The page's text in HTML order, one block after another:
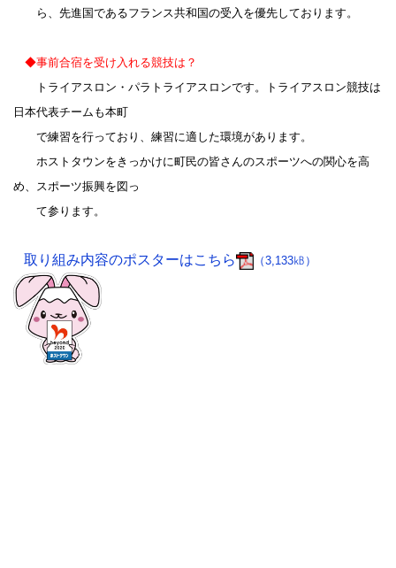
ら、先進国であるフランス共和国の受入を優先しております。
◆事前合宿を受け入れる競技は？
トライアスロン・パラトライアスロンです。トライアスロン競技は
日本代表チームも本町
で練習を行っており、練習に適した環境があります。
ホストタウンをきっかけに町民の皆さんのスポーツへの関心を高
め、スポーツ振興を図っ
て参ります。
取り組み内容のポスターはこちら （3,133㎅）